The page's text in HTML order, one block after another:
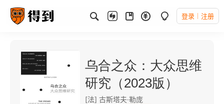
登录 注册
乌合之众：大众思维
研究（2023版）
[法] 古斯塔夫·勒庞